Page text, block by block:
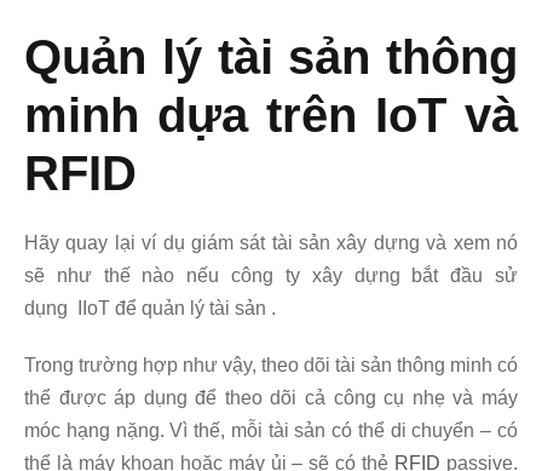
Quản lý tài sản thông
minh dựa trên IoT và
RFID
Hãy quay lại ví dụ giám sát tài sản xây dựng và xem nó
sẽ như thế nào nếu công ty xây dựng bắt đầu sử
dụng IIoT để quản lý tài sản .
Trong trường hợp như vậy, theo dõi tài sản thông minh có
thể được áp dụng để theo dõi cả công cụ nhẹ và máy
móc hạng nặng. Vì thế, mỗi tài sản có thể di chuyển – có
thể là máy khoan hoặc máy ủi – sẽ có thẻ RFID passive.